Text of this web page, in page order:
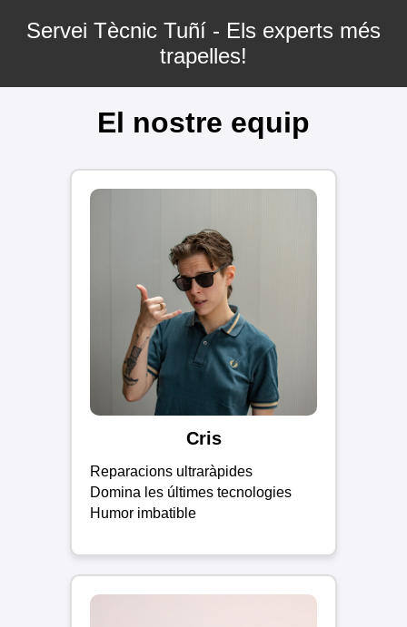
Servei Tècnic Tuñí - Els experts més
trapelles!
El nostre equip
Cris
Reparacions ultraràpides
Domina les últimes tecnologies
Humor imbatible